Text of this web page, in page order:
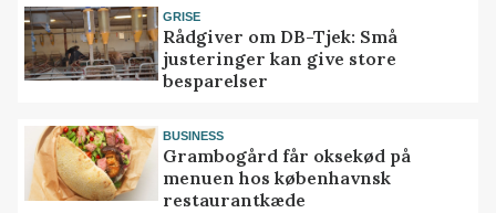
GRISE
Rådgiver om DB-Tjek: Små
justeringer kan give store
besparelser
BUSINESS
Grambogård får oksekød på
menuen hos københavnsk
restaurantkæde